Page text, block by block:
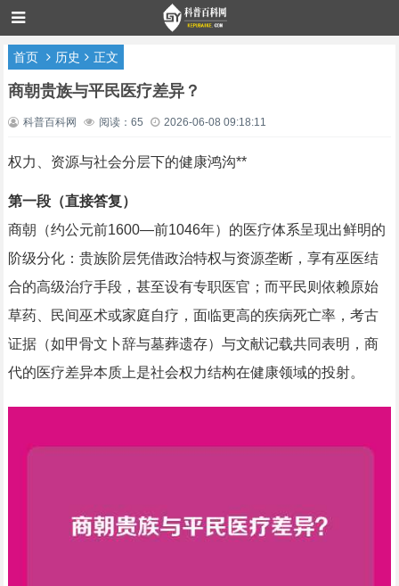
首页 历史 正文
商朝贵族与平民医疗差异？
科普百科网 阅读：65 2026-06-08 09:18:11
权力、资源与社会分层下的健康鸿沟**
第一段（直接答复）
商朝（约公元前1600—前1046年）的医疗体系呈现出鲜明的
阶级分化：贵族阶层凭借政治特权与资源垄断，享有巫医结
合的高级治疗手段，甚至设有专职医官；而平民则依赖原始
草药、民间巫术或家庭自疗，面临更高的疾病死亡率，考古
证据（如甲骨文卜辞与墓葬遗存）与文献记载共同表明，商
代的医疗差异本质上是社会权力结构在健康领域的投射。